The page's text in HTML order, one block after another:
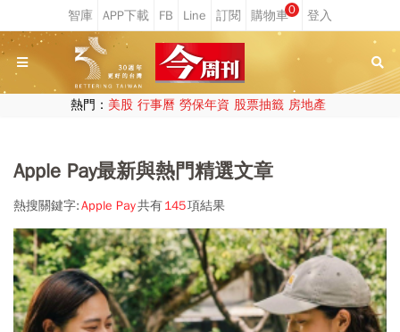
0
熱門： 美股 行事曆 勞保年資 股票抽籤 房地產
Apple Pay最新與熱門精選文章
熱搜關鍵字:Apple Pay共有145項結果